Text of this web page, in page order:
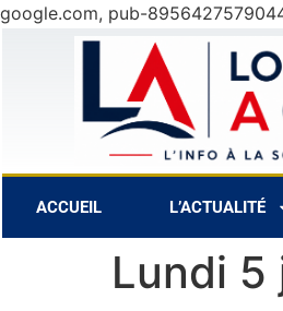
google.com, pub-
7
ACCUEIL L’ACTUALITÉ
Lundi 5